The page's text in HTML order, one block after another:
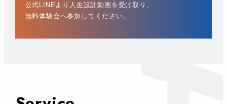
公式LINEより人生設計動画を受け取り、
無料体験会へ参加してください。